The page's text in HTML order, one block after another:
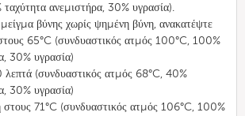
ανεμιστήρα, 30% υγρασία).
βύνης χωρίς ψημένη βύνη, ανακατέψτε
65°C (συνδυαστικός ατμός 100°C, 100%
30% υγρασία)
(συνδυαστικός ατμός 68°C, 40%
30% υγρασία)
71°C (συνδυαστικός ατμός 106°C, 100%